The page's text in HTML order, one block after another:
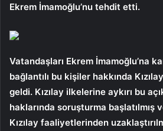
Ekrem İmamoğlu’nu tehdit etti.
Vatandaşları Ekrem İmamoğlu’na
bağlantılı bu kişiler hakkında
geldi. Kızılay ilkelerine aykırı bu
haklarında soruşturma başlatılmış
Kızılay faaliyetlerinden